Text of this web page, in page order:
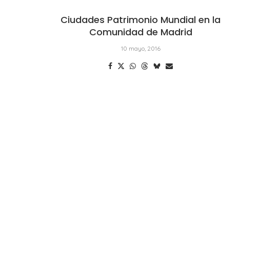
Ciudades Patrimonio Mundial en la
Comunidad de Madrid
10 mayo, 2016